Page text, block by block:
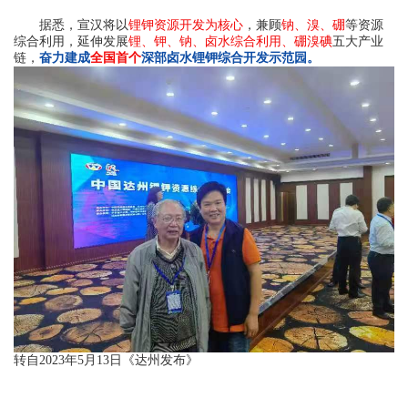
据悉，宣汉将以锂钾资源开发为核心 ，兼顾钠、溴、硼等资源
综合利用，延伸发展锂、钾、钠、卤水综合利用、硼溴碘五大产业
链， 奋力建成全国首个深部卤水锂钾综合开发示范园。
转自2023年5月13日《达州发布》